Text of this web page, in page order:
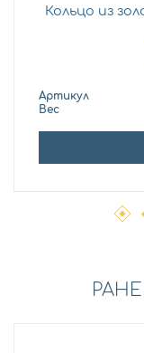
Кольцо из
Артикул
Вес